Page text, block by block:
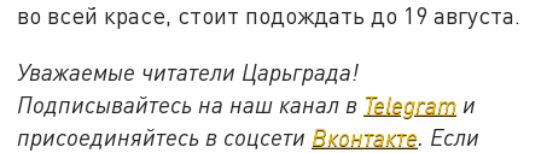
во всей красе, стоит подождать до 19 августа.
Уважаемые читатели Царьграда!
Подписывайтесь на наш канал в Telegram и
присоединяйтесь в соцсети Вконтакте. Если